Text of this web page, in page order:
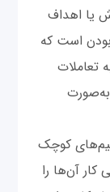
یا اهداف
است که
تعاملات
تیم‌های کوچک
آن‌ها را